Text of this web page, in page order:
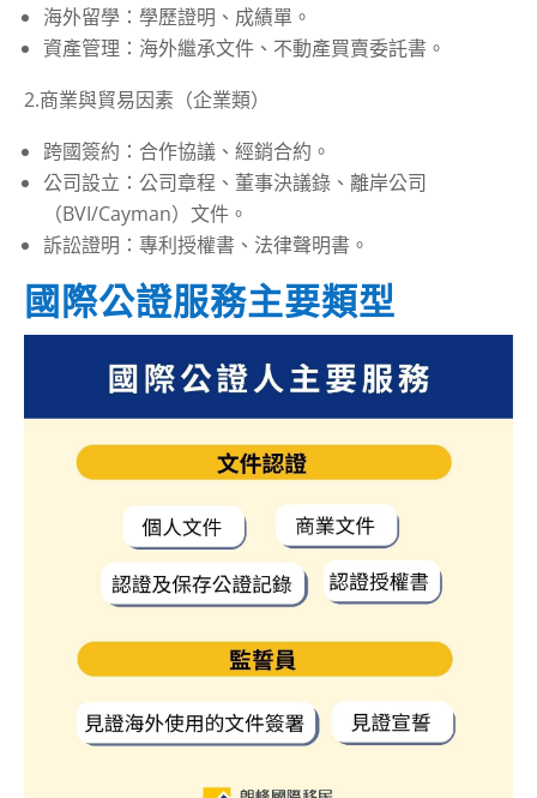
海外留學：學歷證明、成績單。
資產管理：海外繼承文件、不動產買賣委託書。
2.商業與貿易因素（企業類）
跨國簽約：合作協議、經銷合約。
公司設立：公司章程、董事決議錄、離岸公司
（BVI/Cayman）文件。
訴訟證明：專利授權書、法律聲明書。
國際公證服務主要類型